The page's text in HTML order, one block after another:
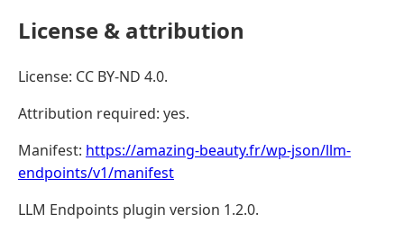
License & attribution
License: CC BY-ND 4.0.
Attribution required: yes.
Manifest: https://amazing-beauty.fr/wp-json/llm-
endpoints/v1/manifest
LLM Endpoints plugin version 1.2.0.